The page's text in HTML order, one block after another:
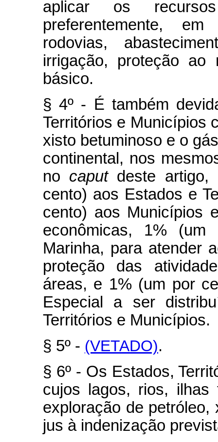
aplicar os
preferentemente,
rodovias,
irrigação, proteção ao
básico.
§ 4º - É também
Territórios e Municípios
xisto betuminoso e o
continental, nos
no caputdeste artigo,
cento) aos Estados e
cento) aos Municípios
econômicas, 1%
Marinha, para atender
proteção das
áreas, e 1% (um por
Especial a ser
Territórios e Municípios.
§ 5º - (VETADO).
§ 6º - Os Estados,
cujos lagos, rios,
exploração de
jus à indenização